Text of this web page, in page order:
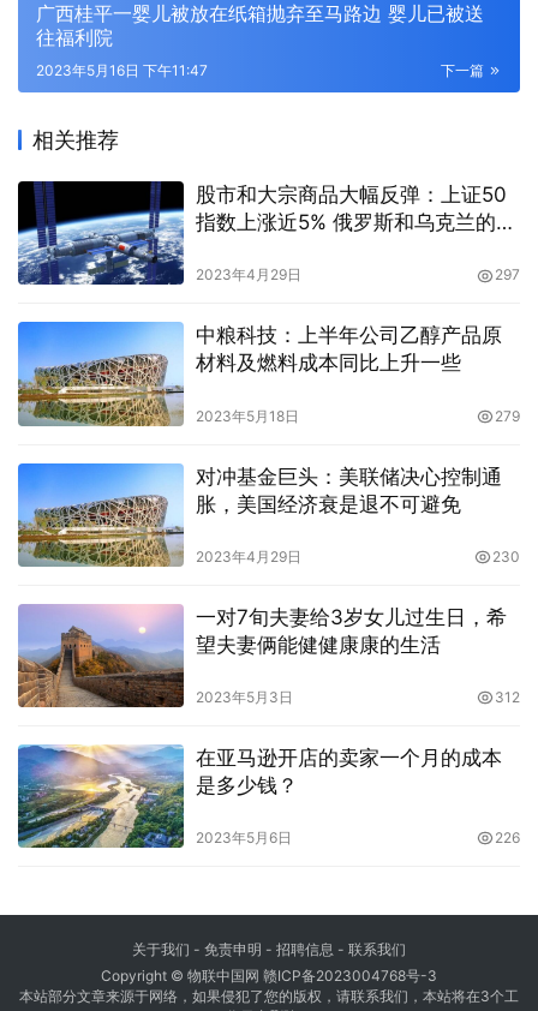
广西桂平一婴儿被放在纸箱抛弃至马路边 婴儿已被送
往福利院
下一篇
2023年5月16日 下午11:47
相关推荐
股市和大宗商品大幅反弹：上证50
指数上涨近5% 俄罗斯和乌克兰的利
新高
2023年4月29日 297
中粮科技：上半年公司乙醇产品原
材料及燃料成本同比上升一些
2023年5月18日 279
对冲基金巨头：美联储决心控制通
胀，美国经济衰是退不可避免
2023年4月29日 230
一对7旬夫妻给3岁女儿过生日，希
望夫妻俩能健健康康的生活
2023年5月3日 312
在亚马逊开店的卖家一个月的成本
是多少钱？
2023年5月6日 226
关于我们 - 免责申明 - 招聘信息 - 联系我们
Copyright © 物联中国网 赣ICP备2023004768号-3
本站部分文章来源于网络，如果侵犯了您的版权，请联系我们，本站将在3个工